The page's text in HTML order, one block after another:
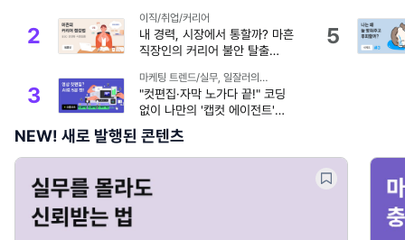
2
이직/취업/커리어
내 경력, 시장에서 통할까? 마흔
직장인의 커리어 불안 탈출
3
마케팅 트렌드/실무, 일잘러의
업무스킬
"컷편집·자막 노가다 끝!" 코딩
없이 나만의 '캡컷 에이전트'
만들기 (ft.클로드)
5
NEW! 새로 발행된 콘텐츠